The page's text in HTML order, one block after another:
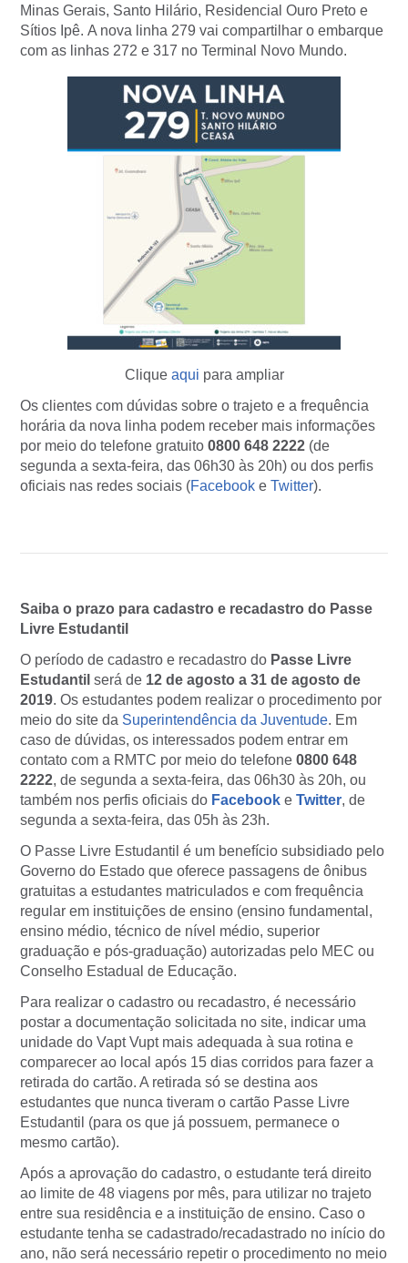
Minas Gerais, Santo Hilário, Residencial Ouro Preto e
Sítios Ipê. A nova linha 279 vai compartilhar o embarque
com as linhas 272 e 317 no Terminal Novo Mundo.
Clique aqui para ampliar
Os clientes com dúvidas sobre o trajeto e a frequência
horária da nova linha podem receber mais informações
por meio do telefone gratuito 0800 648 2222 (de
segunda a sexta-feira, das 06h30 às 20h) ou dos perfis
oficiais nas redes sociais (Facebook e Twitter).
Saiba o prazo para cadastro e recadastro do Passe
Livre Estudantil
O período de cadastro e recadastro do Passe Livre
Estudantil será de 12 de agosto a 31 de agosto de
2019. Os estudantes podem realizar o procedimento por
meio do site da Superintendência da Juventude. Em
caso de dúvidas, os interessados podem entrar em
contato com a RMTC por meio do telefone 0800 648
2222, de segunda a sexta-feira, das 06h30 às 20h, ou
também nos perfis oficiais do Facebook e Twitter, de
segunda a sexta-feira, das 05h às 23h.
O Passe Livre Estudantil é um benefício subsidiado pelo
Governo do Estado que oferece passagens de ônibus
gratuitas a estudantes matriculados e com frequência
regular em instituições de ensino (ensino fundamental,
ensino médio, técnico de nível médio, superior
graduação e pós-graduação) autorizadas pelo MEC ou
Conselho Estadual de Educação.
Para realizar o cadastro ou recadastro, é necessário
postar a documentação solicitada no site, indicar uma
unidade do Vapt Vupt mais adequada à sua rotina e
comparecer ao local após 15 dias corridos para fazer a
retirada do cartão. A retirada só se destina aos
estudantes que nunca tiveram o cartão Passe Livre
Estudantil (para os que já possuem, permanece o
mesmo cartão).
Após a aprovação do cadastro, o estudante terá direito
ao limite de 48 viagens por mês, para utilizar no trajeto
entre sua residência e a instituição de ensino. Caso o
estudante tenha se cadastrado/recadastrado no início do
ano, não será necessário repetir o procedimento no meio